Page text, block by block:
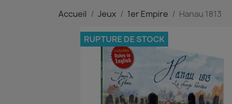
Accueil Jeux 1er Empire Hanau 1813
RUPTURE DE STOCK